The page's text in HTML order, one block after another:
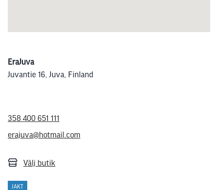
EraJuva
Juvantie 16, Juva, Finland
358 400 651 111
erajuva@hotmail.com
Välj butik
JAKT